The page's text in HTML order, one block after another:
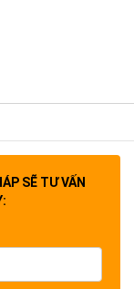
SẼ TƯ VẤN